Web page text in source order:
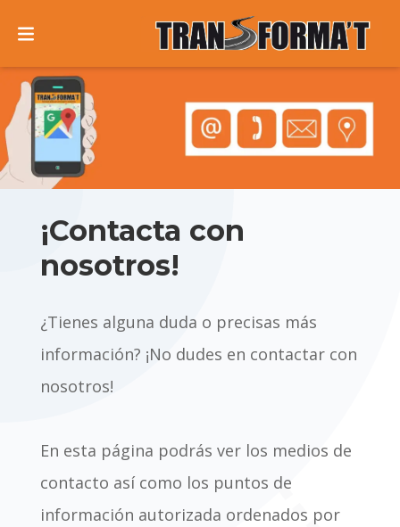
Transforma't
Inicio
Vehículos
Formación
Formación
Formación
Desempleados (FOAP)
Trabajadores
a
Barberá del Vallès
a
¡Contacta con
nosotros!
¿Tienes alguna duda o precisas más
información? ¡No dudes en contactar con
nosotros!
En esta página podrás ver los medios de
contacto así como los puntos de
información autorizada ordenados por